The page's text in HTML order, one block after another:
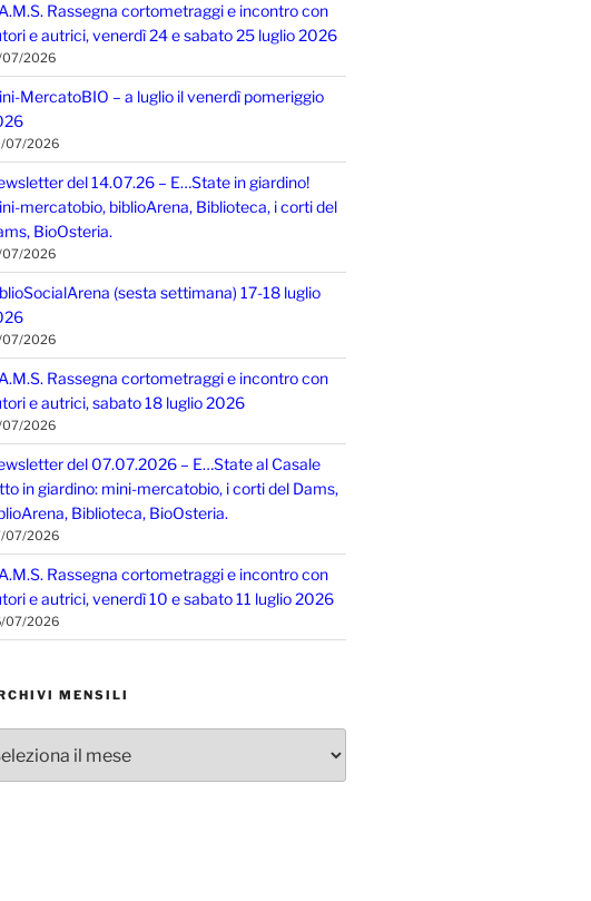
Rassegna cortometraggi e incontro con
e autrici, venerdì 24 e sabato 25 luglio 2026
07/2026
MercatoBIO – a luglio il venerdì pomeriggio
07/2026
del 14.07.26 – E…State in giardino!
mercatobio, biblioArena, Biblioteca, i corti del
BioOsteria.
07/2026
(sesta settimana) 17-18 luglio
07/2026
Rassegna cortometraggi e incontro con
e autrici, sabato 18 luglio 2026
07/2026
del 07.07.2026 – E…State al Casale
in giardino: mini-mercatobio, i corti del Dams,
Biblioteca, BioOsteria.
07/2026
Rassegna cortometraggi e incontro con
e autrici, venerdì 10 e sabato 11 luglio 2026
07/2026
MENSILI